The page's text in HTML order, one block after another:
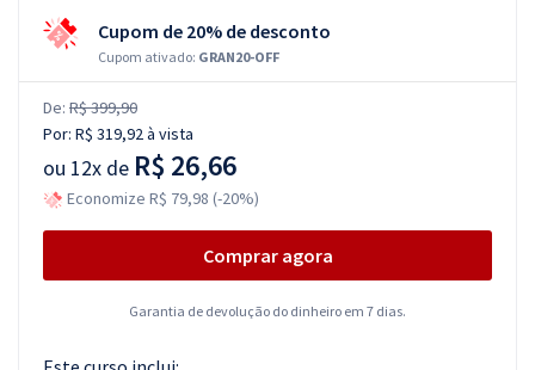
Cupom de 20% de desconto
Cupom ativado: GRAN20-OFF
De: R$ 399,90
Por: R$ 319,92à vista
ou 12x de R$ 26,66
Economize R$ 79,98 (-20%)
Comprar agora
Garantia de devolução do dinheiro em 7 dias.